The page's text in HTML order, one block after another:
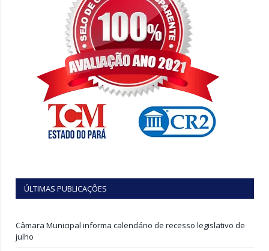
ÚLTIMAS PUBLICAÇÕES
Câmara Municipal informa calendário de recesso legislativo de
julho